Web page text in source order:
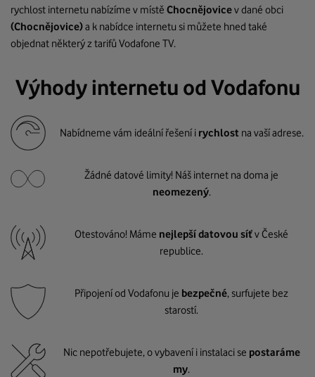
rychlost internetu nabízíme v místě Chocnějovicev dané obci
(Chocnějovice)a k nabídce internetu si můžete hned také
objednat některý z tarifů Vodafone TV.
Výhody internetu od Vodafonu
Nabídneme vám ideální řešení i rychlost na vaší adrese.
Žádné datové limity! Náš internet na doma je
neomezený.
Otestováno! Máme nejlepší datovou síťv České
republice.
Připojení od Vodafonu je bezpečné, surfujete bez
starostí.
Nic nepotřebujete, o vybavení i instalaci se postaráme
my.